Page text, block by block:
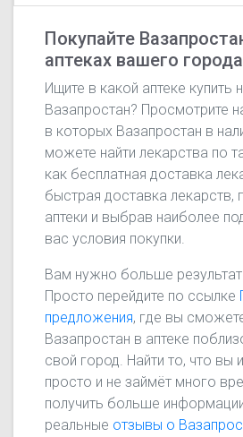
Покупайте
аптеках вашего города
Ищите в какой аптеке купить
Вазапростан? Просмотрите
в которых Вазапростан в
можете найти лекарства по
как бесплатная доставка
быстрая доставка лекарств,
аптеки и выбрав наиболее
вас условия покупки.
Вам нужно больше
Просто перейдите по ссылке
предложения, где вы
Вазапростан в аптеке
свой город. Найти то, что вы
просто и не займёт много
получить больше
реальные отзывы о